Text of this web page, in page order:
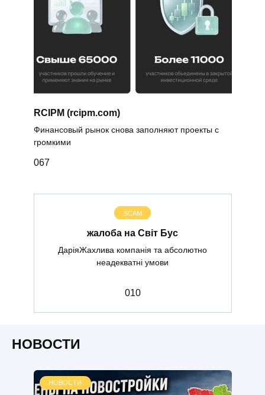
RCIPM (rcipm.com)
Финансовый рынок снова заполняют проекты с
громкими
067
SCAM
жалоба на Світ Бус
ДаріяЖахлива компанія та абсолютно
неадекватні умови
010
НОВОСТИ
НОВОСТИ